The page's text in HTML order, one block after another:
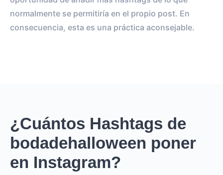
normalmente se permitiría en el propio post. En
consecuencia, esta es una práctica aconsejable.
¿Cuántos Hashtags de
bodadehalloween poner
en Instagram?